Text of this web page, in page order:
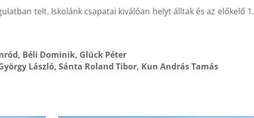
telt. Iskolánk csapatai kiválóan helyt álltak és az előkelő 1.
Béli Dominik, Glück Péter
László, Sánta Roland Tibor, Kun András Tamás